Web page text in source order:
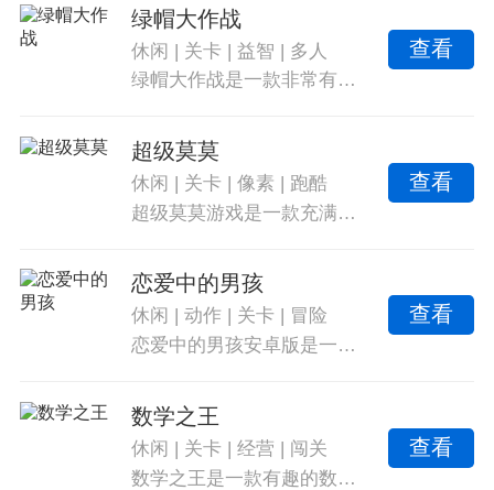
绿帽大作战
休闲 | 关卡 |益智 | 多人
绿帽大作战是一款非常有趣的休闲益智游戏，玩家使用获得的绿帽攻击对手的头部，给他们带来装扮上的惊喜。游戏主打谐趣搞怪攻击，让玩家成为丢人现眼的绿帽大侠。通关挑战关卡，积累成就感，直至赢得更多人的原谅。
查看
超级莫莫
休闲 | 关卡 |像素 | 跑酷
超级莫莫游戏是一款充满趣味的挑战闯关类游戏，为你带来超多种类的休闲玩法。游戏中有横版跑酷闯关、场景解谜、密室逃脱等等，让你在不同关卡中体验不同的游戏方式。游戏采用像素风格的画面，带你重温童年回忆。游戏设有超多道具来帮助你顺利通关，难度适中，让玩家轻松享受游戏体验。快来下载吧。
查看
恋爱中的男孩
休闲 |动作 关卡
冒险
恋爱中的男孩安卓版是一款超有趣的恋爱类游戏。男孩为了见到心仪的女孩，踏上了危险的冒险之旅。玩家需要帮助男孩完成各种挑战，找到最短的路径，以最短的时间见到女朋友。游戏拥有丰富多样的关卡，充满治愈的画风和Q萌的角色形象。还有童趣的音乐和简单的操作，让玩家可以更好地放松身心。完全免费的闯关游戏，让你自由玩耍。快来下载恋爱中的男孩安卓版，一起为男孩的恋爱付出努力吧。
查看
数学之王
休闲 | 关卡 |经营 | 闯关
数学之王是一款有趣的数学答题闯关休闲手游。这款精美手游给玩家提供了大量的学习关卡和数学竞速模式，让数学变得简单有趣。游戏包含各种领域内有趣和多样的问题，通过算数来提高总分并升级。角色的形态和变装由玩家自行设计，充满自由的经营机制，打造独特的农场风格。游戏中丰厚的奖励和卡关等待着玩家挑战，让玩家提升数学能力并获得乐趣。涵盖了初中和高中水平的数学知识，不同的关卡和谜题等着玩家来解决。快来下载这款好玩休闲的数学竞赛闯关游戏，挑战自己的数学技能吧。
查看